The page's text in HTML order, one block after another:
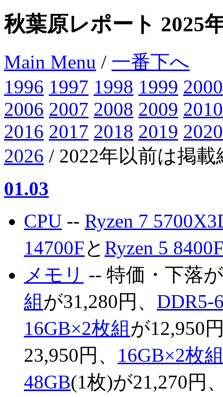
秋葉原レポート 2025
Main Menu / 一番下へ
1996 1997 1998 1999 2000
2006 2007 2008 2009 2010
2016 2017 2018 2019 2020
2026 / 2022年以前は掲載
01.03
CPU -- Ryzen 7
14700Fと Ryzen 5
メモリ -- 特価・下落
組が31,280円、 DDR5-
16GB×2枚組が12,950
23,950円、 16GB×2枚
48GB(1枚)が21,270円